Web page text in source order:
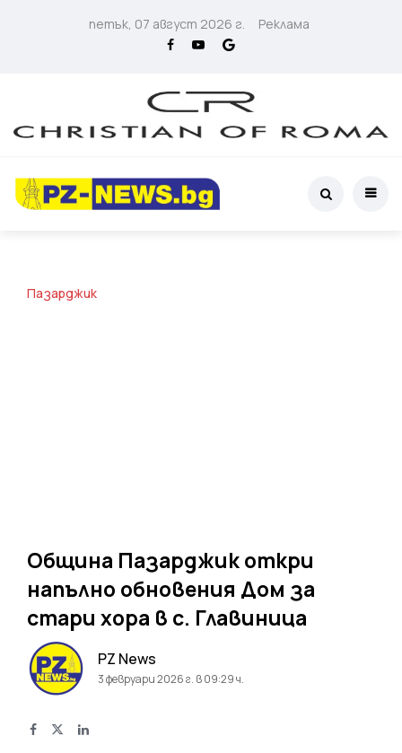
петък, 07 август 2026 г. Реклама
Пазарджик
Община Пазарджик откри
напълно обновения Дом за
стари хора в с. Главиница
PZ News
3 февруари 2026 г. в 09:29 ч.